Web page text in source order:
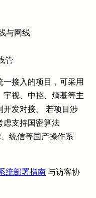
与网线
管
接入的项目，可采用
宇视、中控、熵基等主
开发对接。 若项目涉
虑支持国密算法
统信等国产操作系
统部署指南 与访客协